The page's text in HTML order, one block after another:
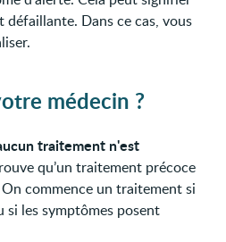
Dans ce cas, vous
médecin ?
traitement n'est
qu’un traitement précoce
commence un traitement si
si les symptômes posent